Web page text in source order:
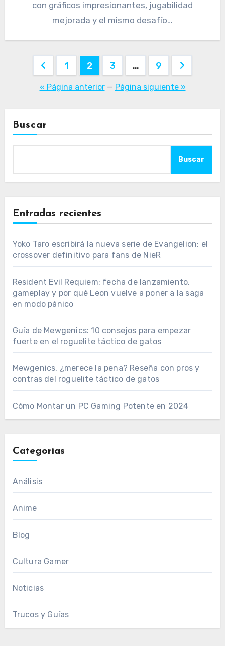
con gráficos impresionantes, jugabilidad
mejorada y el mismo desafío…
Paginación
1 2 3 … 9
« Página anterior— Página siguiente »
Buscar
Buscar
Entradas recientes
Yoko Taro escribirá la nueva serie de Evangelion: el
crossover definitivo para fans de NieR
Resident Evil Requiem: fecha de lanzamiento,
gameplay y por qué Leon vuelve a poner a la saga
en modo pánico
Guía de Mewgenics: 10 consejos para empezar
fuerte en el roguelite táctico de gatos
Mewgenics, ¿merece la pena? Reseña con pros y
contras del roguelite táctico de gatos
Cómo Montar un PC Gaming Potente en 2024
Categorías
Análisis
Anime
Blog
Cultura Gamer
Noticias
Trucos y Guías